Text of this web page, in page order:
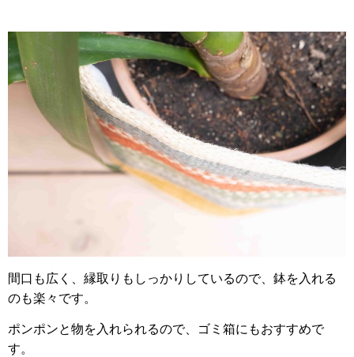
間口も広く、縁取りもしっかりしているので、鉢を入れる
のも楽々です。
ポンポンと物を入れられるので、ゴミ箱にもおすすめで
す。